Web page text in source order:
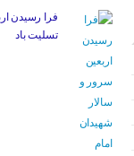
فرا رسیدن
تسلیت باد